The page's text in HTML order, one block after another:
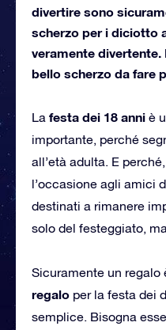
divertire sono
scherzo per i diciotto
veramente
bello scherzo da fare
La festa dei 18 anni è
importante, perché
all’età adulta. E
l’occasione agli amici
destinati a rimanere
solo del festeggiato,
Sicuramente un regalo
regalo per la festa dei
semplice. Bisogna